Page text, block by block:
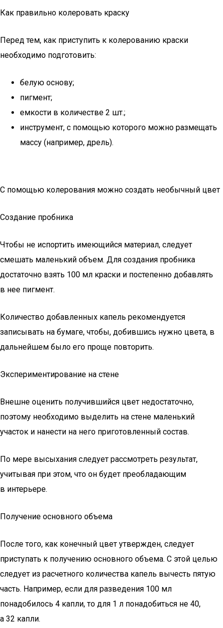
Как правильно колеровать краску
Перед тем, как приступить к колерованию краски
необходимо подготовить:
белую основу;
пигмент;
емкости в количестве 2 шт.;
инструмент, с помощью которого можно размещать
массу (например, дрель).
С помощью колерования можно создать необычный цвет
Создание пробника
Чтобы не испортить имеющийся материал, следует
смешать маленький объем. Для создания пробника
достаточно взять 100 мл краски и постепенно добавлять
в нее пигмент.
Количество добавленных капель рекомендуется
записывать на бумаге, чтобы, добившись нужно цвета, в
дальнейшем было его проще повторить.
Экспериментирование на стене
Внешне оценить получившийся цвет недостаточно,
поэтому необходимо выделить на стене маленький
участок и нанести на него приготовленный состав.
По мере высыхания следует рассмотреть результат,
учитывая при этом, что он будет преобладающим
в интерьере.
Получение основного объема
После того, как конечный цвет утвержден, следует
приступать к получению основного объема. С этой целью
следует из расчетного количества капель вычесть пятую
часть. Например, если для разведения 100 мл
понадобилось 4 капли, то для 1 л понадобиться не 40,
а 32 капли.